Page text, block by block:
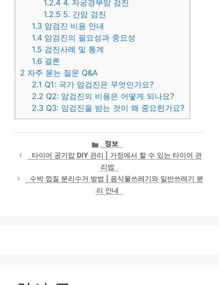
1.2.4 4. 자궁경부암 검진
1.2.5 5. 간암 검진
1.3 암검진 비용 안내
1.4 암검진의 필요성과 중요성
1.5 검진사례 및 통계
1.6 결론
2 자주 묻는 질문 Q&A
2.1 Q1: 국가 암검진은 무엇인가요?
2.2 Q2: 암검진의 비용은 어떻게 되나요?
2.3 Q3: 암검진을 받는 것이 왜 중요한가요?
카
테
고
리
정보
타이어 공기압 DIY 관리 | 가정에서 할 수 있는 타이어 관
리법
수박 껍질 분리수거 방법 | 음식물쓰레기와 일반쓰레기 분
리 안내